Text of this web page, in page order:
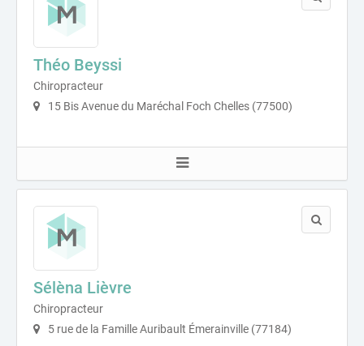
Théo Beyssi
Chiropracteur
15 Bis Avenue du Maréchal Foch Chelles (77500)
Sélèna Lièvre
Chiropracteur
5 rue de la Famille Auribault Émerainville (77184)